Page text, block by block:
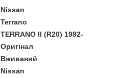
Nissan
Terrano
TERRANO II (R20) 1992-
Оригінал
Вживаний
Nissan